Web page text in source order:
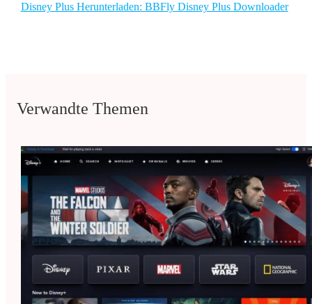
Disney Plus Herunterladen: BBFly Disney Plus Downloader
Verwandte Themen